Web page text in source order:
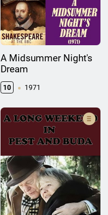
A Midsummer Night's
Dream
10 1971